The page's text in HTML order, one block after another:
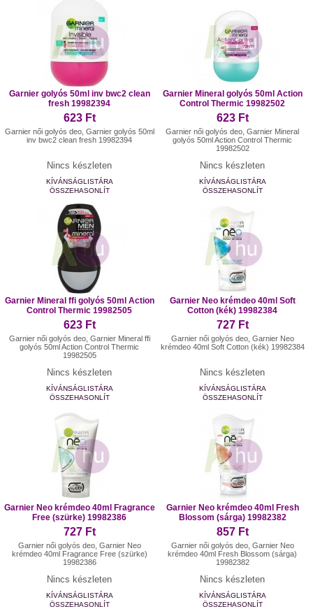
Garnier golyós 50ml inv bwc2 clean
fresh 19982394
623 Ft
Garnier női golyós deo, Garnier golyós 50ml
inv bwc2 clean fresh 19982394
Nincs készleten
KÍVÁNSÁGLISTÁRA
ÖSSZEHASONLÍT
Garnier Mineral golyós 50ml Action
Control Thermic 19982502
623 Ft
Garnier női golyós deo, Garnier Mineral
golyós 50ml Action Control Thermic
19982502
Nincs készleten
KÍVÁNSÁGLISTÁRA
ÖSSZEHASONLÍT
Garnier Mineral ffi golyós 50ml Action
Control Thermic 19982505
623 Ft
Garnier női golyós deo, Garnier Mineral ffi
golyós 50ml Action Control Thermic
19982505
Nincs készleten
KÍVÁNSÁGLISTÁRA
ÖSSZEHASONLÍT
Garnier Neo krémdeo 40ml Soft
Cotton (kék) 19982384
727 Ft
Garnier női golyós deo, Garnier Neo
krémdeo 40ml Soft Cotton (kék) 19982384
Nincs készleten
KÍVÁNSÁGLISTÁRA
ÖSSZEHASONLÍT
Garnier Neo krémdeo 40ml Fragrance
Free (szürke) 19982386
727 Ft
Garnier női golyós deo, Garnier Neo
krémdeo 40ml Fragrance Free (szürke)
19982386
Nincs készleten
KÍVÁNSÁGLISTÁRA
ÖSSZEHASONLÍT
Garnier Neo krémdeo 40ml Fresh
Blossom (sárga) 19982382
857 Ft
Garnier női golyós deo, Garnier Neo
krémdeo 40ml Fresh Blossom (sárga)
19982382
Nincs készleten
KÍVÁNSÁGLISTÁRA
ÖSSZEHASONLÍT